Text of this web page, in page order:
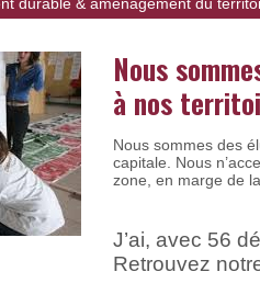
Nous
à nos
Nous sommes des
capitale. Nous
zone, en marge de
J’ai, avec 56
Retrouvez